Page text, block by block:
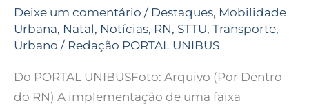
Deixe um comentário / Destaques, Mobilidade
Urbana, Natal, Notícias, RN, STTU, Transporte,
Urbano / Redação PORTAL UNIBUS
Do PORTAL UNIBUSFoto: Arquivo (Por Dentro
do RN) A implementação de uma faixa